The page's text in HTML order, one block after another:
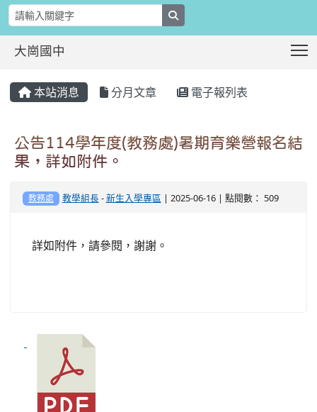
大崗國中
本站消息 分月文章 電子報列表
公告114學年度(教務處)暑期育樂營報名結
果，詳如附件。
教務處 教學組長-新生入學專區 | 2025-06-16 | 點閱數： 509
詳如附件，請參閱，謝謝。